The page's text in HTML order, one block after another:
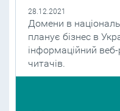
28.12.2021
Домени в
планує бізнес в
інформаційний
читачів.